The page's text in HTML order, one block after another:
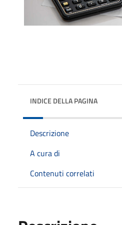
INDICE DELLA PAGINA
Descrizione
A cura di
Contenuti correlati